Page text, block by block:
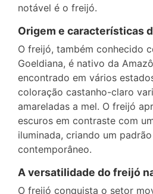
notável é o freijó.
Origem e características
O freijó, também conhecido
Goeldiana, é nativo da
encontrado em vários
coloração castanho-claro
amareladas a mel. O freijó
escuros em contraste com
iluminada, criando um
contemporâneo.
A versatilidade do freijó
O freijó conquista o setor